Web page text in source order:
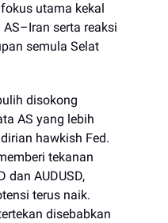
utama kekal
serta reaksi
semula Selat
disokong
AS yang lebih
hawkish Fed.
tekanan
dan AUDUSD,
terus naik.
disebabkan